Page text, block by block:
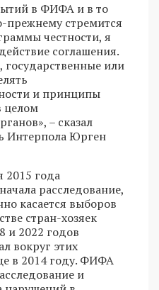
в ФИФА и в то
прежнему стремится
честности, я
соглашения.
или
и принципы
целом
– сказал
Интерпола Юрген
года
расследование,
касается выборов
стран-хозяек
и 2022 годов
вокруг этих
в 2014 году. ФИФА
и